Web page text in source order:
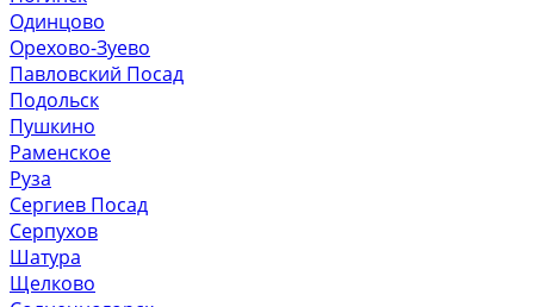
Одинцово
Орехово-Зуево
Павловский Посад
Подольск
Пушкино
Раменское
Руза
Сергиев Посад
Серпухов
Шатура
Щелково